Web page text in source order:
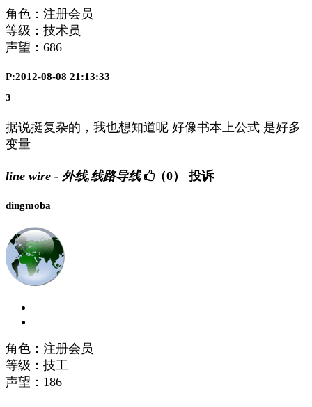
角色：注册会员
等级：技术员
声望： 686
P:2012-08-08 21:13:33
3
据说挺复杂的，我也想知道呢 好像书本上公式 是好多
变量
line wire - 外线,线路导线 （0） 投诉
dingmoba
角色：注册会员
等级：技工
声望： 186